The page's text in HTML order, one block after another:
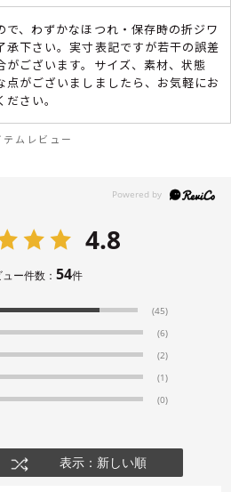
で、わずかなほつれ・保存時の折ジワ
承下さい。実寸表記ですが若干の誤差
がございます。サイズ、素材、状態
点がございましましたら、お気軽にお
さい。
テムレビュー
4.8
ー件数： 54件
(45)
(6)
(2)
(1)
(0)
表示：新しい順